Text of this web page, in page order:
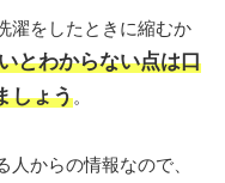
濯をしたときに縮むか
とわからない点は口
しょう。
からの情報なので、